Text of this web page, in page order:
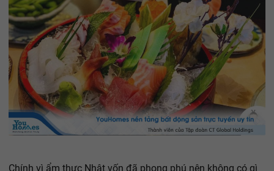
Chính vì ẩm thực Nhật vốn đã phong phú nên không có gì